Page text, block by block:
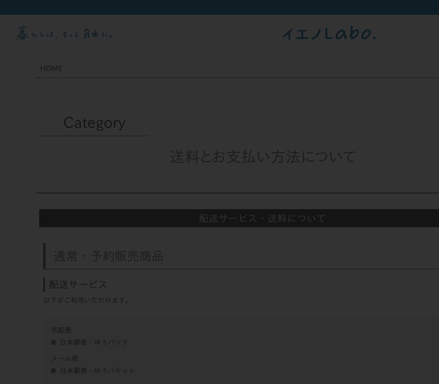
HOME
Category
送料とお支払い方法について
配送サービス・送料について
通常・予約販売商品
配送サービス
以下がご利用いただけます。
宅配便
日本郵便・ゆうパック
メール便
日本郵便・ゆうパケット